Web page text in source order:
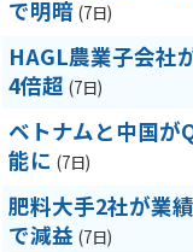
で明暗 (7日)
HAGL農業子会社
4倍超 (7日)
ベトナムと中国が
能に (7日)
肥料大手2社が業
で減益 (7日)